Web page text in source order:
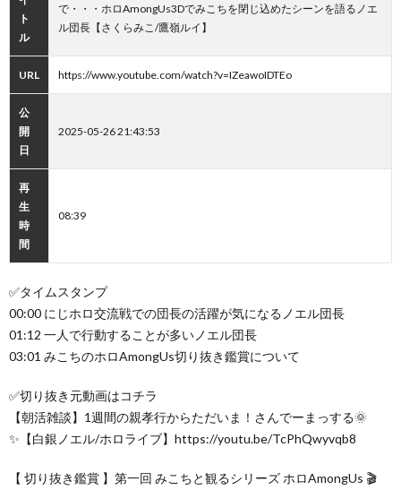
ト
ル
で・・・ホロAmongUs3Dでみこちを閉じ込めたシーンを語るノエ
ル団長【さくらみこ/鷹嶺ルイ】
URL https://www.youtube.com/watch?v=IZeawoIDTEo
公
開
日
2025-05-26 21:43:53
再
生
時
間
08:39
✅タイムスタンプ
00:00 にじホロ交流戦での団長の活躍が気になるノエル団長
01:12 一人で行動することが多いノエル団長
03:01 みこちのホロAmongUs切り抜き鑑賞について
✅切り抜き元動画はコチラ
【朝活雑談】1週間の親孝行からただいま！さんでーまっする🌞
✨【白銀ノエル/ホロライブ】https://youtu.be/TcPhQwyvqb8
【 切り抜き鑑賞 】第一回 みこちと観るシリーズ ホロAmongUs 🎬